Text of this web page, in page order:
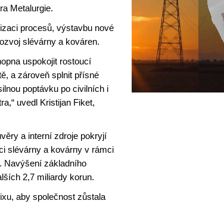
Metalurgie.
procesů, výstavbu nové
slévárny a kováren.
uspokojit rostoucí
a zároveň splnit přísné
poptávku po civilních i
uvedl Kristijan Fiket,
a interní zdroje pokryjí
slévárny a kovárny v rámci
Navýšení základního
2,7 miliardy korun.
aby společnost zůstala